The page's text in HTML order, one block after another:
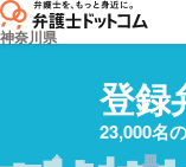
神奈川県
登録
23,000名